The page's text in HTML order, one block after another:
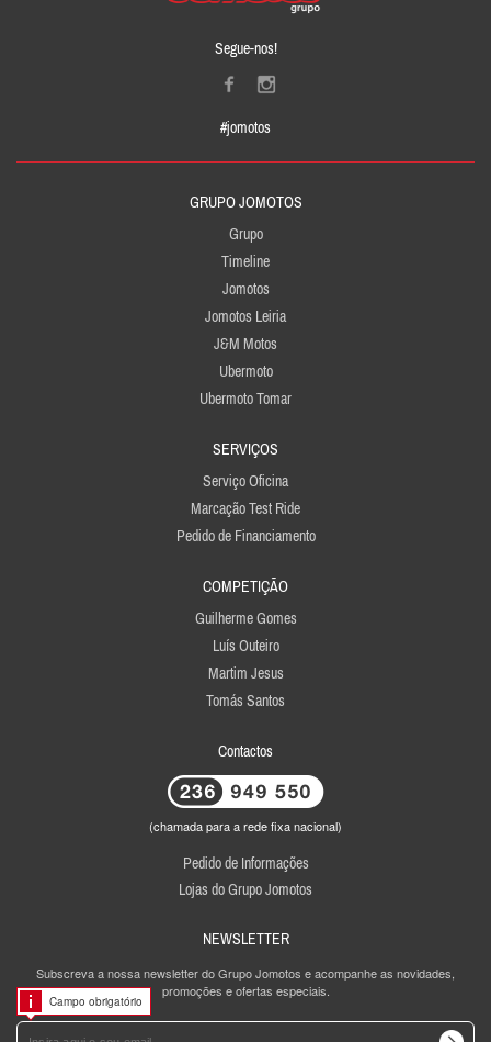
Segue-nos!
#jomotos
GRUPO JOMOTOS
Grupo
Timeline
Jomotos
Jomotos Leiria
J&M Motos
Ubermoto
Ubermoto Tomar
SERVIÇOS
Serviço Oficina
Marcação Test Ride
Pedido de Financiamento
COMPETIÇÃO
Guilherme Gomes
Luís Outeiro
Martim Jesus
Tomás Santos
Contactos
(chamada para a rede fixa nacional)
Pedido de Informações
Lojas do Grupo Jomotos
NEWSLETTER
Subscreva a nossa newsletter do Grupo Jomotos e acompanhe as novidades,
promoções e ofertas especiais.
Campo obrigatório